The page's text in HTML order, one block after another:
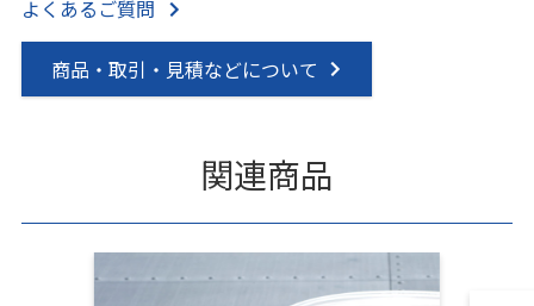
よくあるご質問
商品・取引・見積などについて
関連商品